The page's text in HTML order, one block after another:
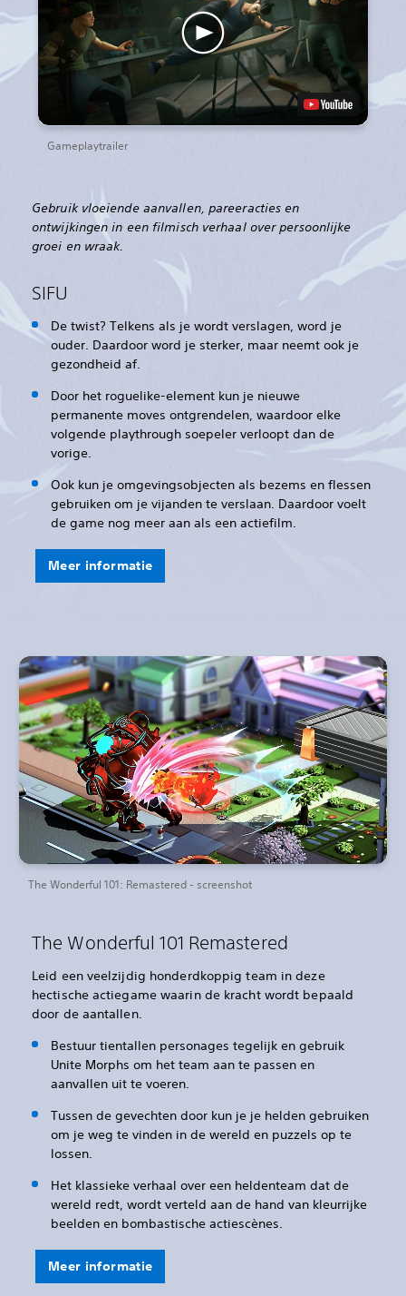
Gameplaytrailer
Gebruik vloeiende aanvallen, pareeracties en
ontwijkingen in een filmisch verhaal over persoonlijke
groei en wraak.‎
SIFU
De twist? Telkens als je wordt verslagen, word je
ouder. Daardoor word je sterker, maar neemt ook je
gezondheid af.
Door het roguelike-element kun je nieuwe
permanente moves ontgrendelen, waardoor elke
volgende playthrough soepeler verloopt dan de
vorige.
Ook kun je omgevingsobjecten als bezems en flessen
gebruiken om je vijanden te verslaan. Daardoor voelt
de game nog meer aan als een actiefilm.
Meer informatie
The Wonderful 101: Remastered - screenshot
The Wonderful 101 Remastered
Leid een veelzijdig honderdkoppig team in deze
hectische actiegame waarin de kracht wordt bepaald
door de aantallen.
Bestuur tientallen personages tegelijk en gebruik
Unite Morphs om het team aan te passen en
aanvallen uit te voeren.
Tussen de gevechten door kun je je helden gebruiken
om je weg te vinden in de wereld en puzzels op te
lossen.
Het klassieke verhaal over een heldenteam dat de
wereld redt, wordt verteld aan de hand van kleurrijke
beelden en bombastische actiescènes.
Meer informatie